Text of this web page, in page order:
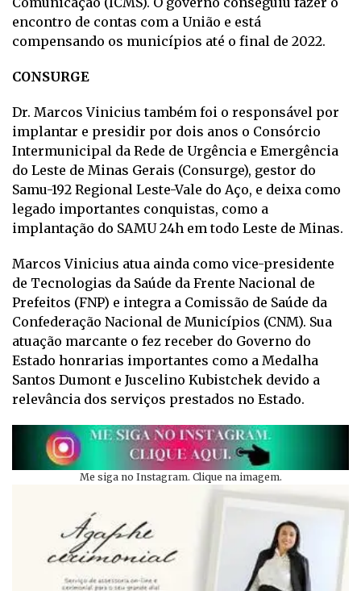
encontro de contas com a União e está
compensando os municípios até o final de 2022.
CONSURGE
Dr. Marcos Vinicius também foi o responsável por
implantar e presidir por dois anos o Consórcio
Intermunicipal da Rede de Urgência e Emergência
do Leste de Minas Gerais (Consurge), gestor do
Samu-192 Regional Leste-Vale do Aço, e deixa como
legado importantes conquistas, como a
implantação do SAMU 24h em todo Leste de Minas.
Marcos Vinicius atua ainda como vice-presidente
de Tecnologias da Saúde da Frente Nacional de
Prefeitos (FNP) e integra a Comissão de Saúde da
Confederação Nacional de Municípios (CNM). Sua
atuação marcante o fez receber do Governo do
Estado honrarias importantes como a Medalha
Santos Dumont e Juscelino Kubistchek devido a
relevância dos serviços prestados no Estado.
Me siga no Instagram. Clique na imagem.